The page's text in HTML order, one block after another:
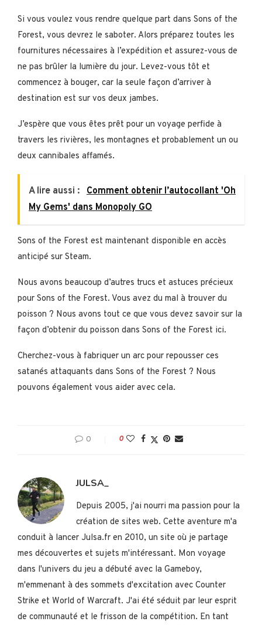
Si vous voulez vous rendre quelque part dans Sons of the
Forest, vous devrez le saboter. Alors préparez toutes les
fournitures nécessaires à l’expédition et assurez-vous de
ne pas brûler la lumière du jour. Levez-vous tôt et
commencez à bouger, car la seule façon d’arriver à
destination est sur vos deux jambes.
J’espère que vous êtes prêt pour un voyage perfide à
travers les rivières, les montagnes et probablement un ou
deux cannibales affamés.
A lire aussi :
Comment obtenir l’autocollant 'Oh
My Gems' dans Monopoly GO
Sons of the Forest est maintenant disponible en accès
anticipé sur Steam.
Nous avons beaucoup d’autres trucs et astuces précieux
pour Sons of the Forest. Vous avez du mal à trouver du
poisson ? Nous avons tout ce que vous devez savoir sur la
façon d’obtenir du poisson dans Sons of the Forest ici.
Cherchez-vous à fabriquer un arc pour repousser ces
satanés attaquants dans Sons of the Forest ? Nous
pouvons également vous aider avec cela.
0 0
JULSA_
Depuis 2005, j'ai nourri ma passion pour la
création de sites web. Cette aventure m'a
conduit à lancer Julsa.fr en 2010, un site où je partage
mes découvertes et sujets m'intéressant. Mon voyage
dans l'univers du jeu a débuté avec la Gameboy,
m'emmenant à des sommets d'excitation avec Counter
Strike et World of Warcraft. J'ai été séduit par leur esprit
de communauté et le frisson de la compétition. En tant